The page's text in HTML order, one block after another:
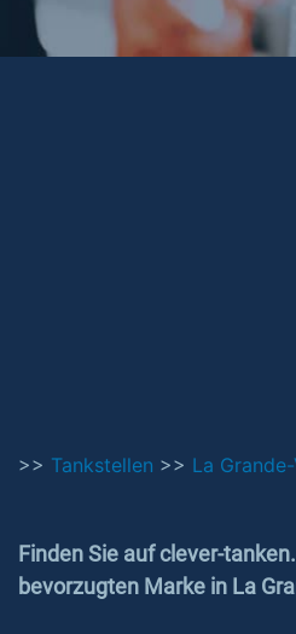
>> Tankstellen >> La
Finden Sie auf clever-
bevorzugten Marke in La